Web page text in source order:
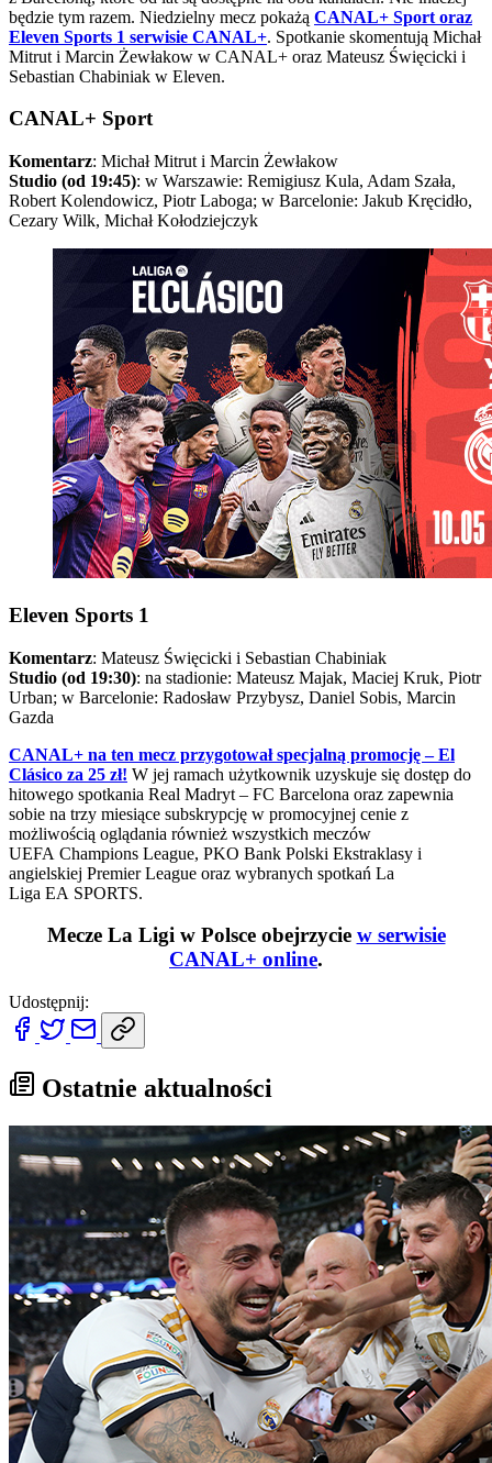
będzie tym razem. Niedzielny mecz pokażą CANAL+ Sport oraz
Eleven Sports 1 serwisie CANAL+. Spotkanie skomentują Michał
Mitrut i Marcin Żewłakow w CANAL+ oraz Mateusz Święcicki i
Sebastian Chabiniak w Eleven.
CANAL+ Sport
Komentarz: Michał Mitrut i Marcin Żewłakow
Studio (od 19:45): w Warszawie: Remigiusz Kula, Adam Szała,
Robert Kolendowicz, Piotr Laboga; w Barcelonie: Jakub Kręcidło,
Cezary Wilk, Michał Kołodziejczyk
Eleven Sports 1
Komentarz: Mateusz Święcicki i Sebastian Chabiniak
Studio (od 19:30): na stadionie: Mateusz Majak, Maciej Kruk, Piotr
Urban; w Barcelonie: Radosław Przybysz, Daniel Sobis, Marcin
Gazda
CANAL+ na ten mecz przygotował specjalną promocję – El
Clásico za 25 zł! W jej ramach użytkownik uzyskuje się dostęp do
hitowego spotkania Real Madryt – FC Barcelona oraz zapewnia
sobie na trzy miesiące subskrypcję w promocyjnej cenie z
możliwością oglądania również wszystkich meczów
UEFA Champions League, PKO Bank Polski Ekstraklasy i
angielskiej Premier League oraz wybranych spotkań La
Liga EA SPORTS.
Mecze La Ligi w Polsce obejrzycie w serwisie
CANAL+ online.
Udostępnij:
Ostatnie aktualności